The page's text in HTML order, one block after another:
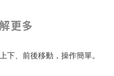
更多
下、前後移動，操作簡單。